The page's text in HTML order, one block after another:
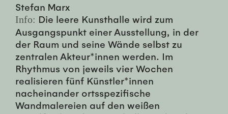
Stefan Marx
Info: Die leere Kunsthalle wird zum
Ausgangspunkt einer Ausstellung, in der
der Raum und seine Wände selbst zu
zentralen Akteur*innen werden. Im
Rhythmus von jeweils vier Wochen
realisieren fünf Künstler*innen
nacheinander ortsspezifische
Wandmalereien auf den weißen